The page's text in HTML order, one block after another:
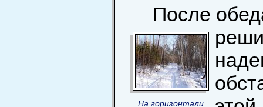
После
На горизонтали